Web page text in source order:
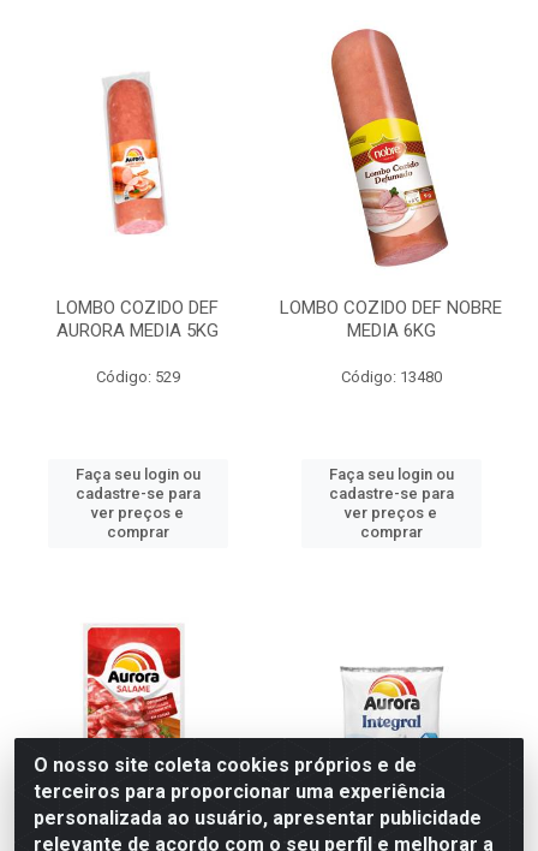
LOMBO COZIDO DEF
AURORA MEDIA 5KG
Código: 529
Faça seu login ou
cadastre-se para
ver preços e
comprar
LOMBO COZIDO DEF NOBRE
MEDIA 6KG
Código: 13480
Faça seu login ou
cadastre-se para
ver preços e
comprar
O nosso site coleta cookies próprios e de
terceiros para proporcionar uma experiência
personalizada ao usuário, apresentar publicidade
relevante de acordo com o seu perfil e melhorar a